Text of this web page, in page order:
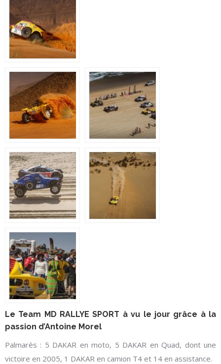
Le Team MD RALLYE SPORT à vu le jour grâce à la
passion d’Antoine Morel
Palmarès : 5 DAKAR en moto, 5 DAKAR en Quad, dont une
victoire en 2005, 1 DAKAR en camion T4 et 14 en assistance.